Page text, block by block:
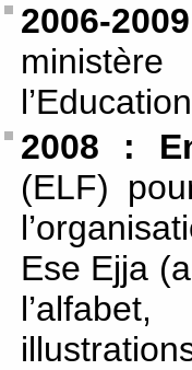
2006-
2008 :
(ELF)
Ese Ejja